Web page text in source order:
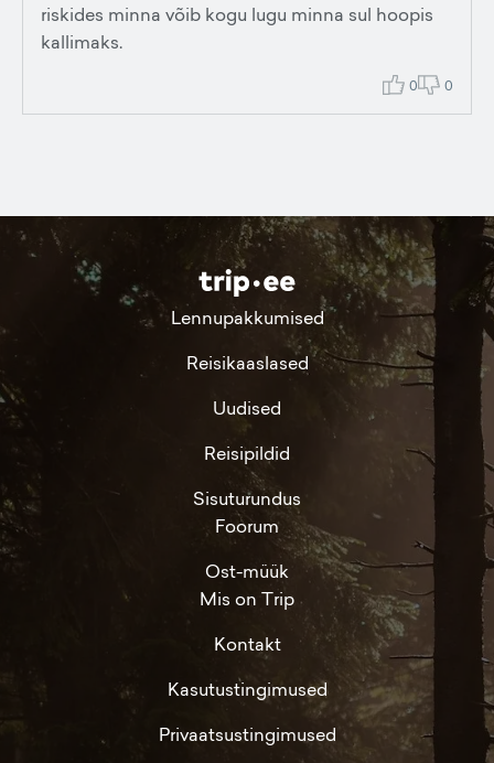
riskides minna võib kogu lugu minna sul hoopis
kallimaks.
0 0
Lennupakkumised
Reisikaaslased
Uudised
Reisipildid
Sisuturundus
Foorum
Ost-müük
Mis on Trip
Kontakt
Kasutustingimused
Privaatsustingimused